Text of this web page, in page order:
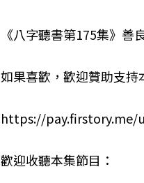
《八字聽書第175集》善
如果喜歡，歡迎贊助支
https://pay.firstory.me/
歡迎收聽本集節目：